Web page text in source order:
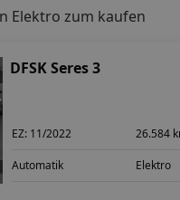
Elektro zum kaufen
DFSK Seres 3
EZ: 11/2022 26.584
Automatik Elektro